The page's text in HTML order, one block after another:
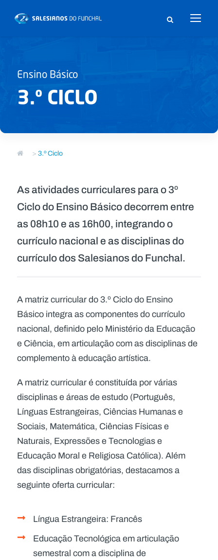
Ensino Básico
3.º CICLO
>3.º Ciclo
As atividades curriculares para o 3º
Ciclo do Ensino Básico decorrem entre
as 08h10 e as 16h00, integrando o
currículo nacional e as disciplinas do
currículo dos Salesianos do Funchal.
A matriz curricular do 3.º Ciclo do Ensino
Básico integra as componentes do currículo
nacional, definido pelo Ministério da Educação
e Ciência, em articulação com as disciplinas de
complemento à educação artística.
A matriz curricular é constituída por várias
disciplinas e áreas de estudo (Português,
Línguas Estrangeiras, Ciências Humanas e
Sociais, Matemática, Ciências Físicas e
Naturais, Expressões e Tecnologias e
Educação Moral e Religiosa Católica). Além
das disciplinas obrigatórias, destacamos a
seguinte oferta curricular:
Língua Estrangeira: Francês
Educação Tecnológica em articulação
semestral com a disciplina de